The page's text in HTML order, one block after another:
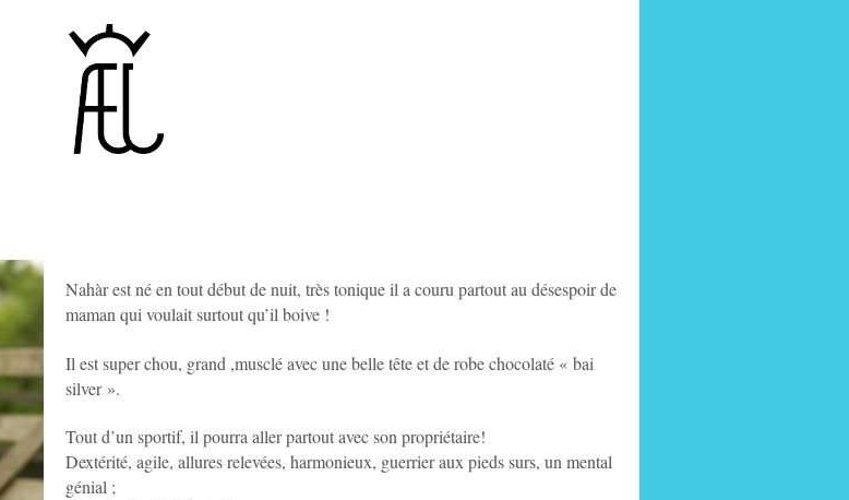
Nahàr est né en tout début de nuit, très tonique il a couru partout au désespoir de
maman qui voulait surtout qu’il boive !
Il est super chou, grand ,musclé avec une belle tête et de robe chocolaté « bai
silver ».
Tout d’un sportif, il pourra aller partout avec son propriétaire!
Dextérité, agile, allures relevées, harmonieux, guerrier aux pieds surs, un mental
génial ;